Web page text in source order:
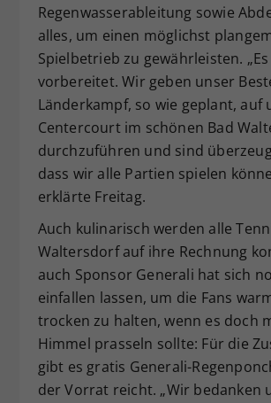
Regenwasserableitung sowie
alles, um einen möglichst
Spielbetrieb zu gewährleisten.
vorbereitet. Wir geben unser
Länderkampf, so wie geplant, auf
Centercourt im schönen Bad
durchzuführen und sind
dass wir alle Partien spielen
erklärte Freitag.
Auch kulinarisch werden alle
Waltersdorf auf ihre Rechnung
auch Sponsor Generali hat sich
einfallen lassen, um die Fans
trocken zu halten, wenn es doch
Himmel prasseln sollte: Für die
gibt es gratis Generali-
der Vorrat reicht. „Wir bedanken